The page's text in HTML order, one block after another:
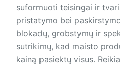
suformuoti teisingai ir
pristatymo bei
blokadų, grobstymų ir
sutrikimų, kad maisto
kainą pasiektų visus.